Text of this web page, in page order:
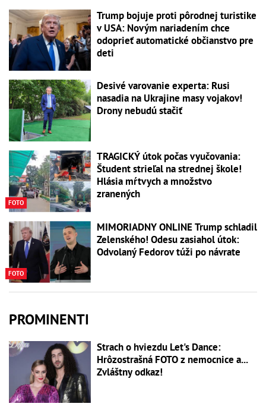
Trump bojuje proti pôrodnej turistike
v USA: Novým nariadením chce
odoprieť automatické občianstvo pre
deti
Desivé varovanie experta: Rusi
nasadia na Ukrajine masy vojakov!
Drony nebudú stačiť
FOTO
TRAGICKÝ útok počas vyučovania:
Študent strieľal na strednej škole!
Hlásia mŕtvych a množstvo
zranených
FOTO
MIMORIADNY ONLINE Trump schladil
Zelenského! Odesu zasiahol útok:
Odvolaný Fedorov túži po návrate
PROMINENTI
Strach o hviezdu Let's Dance:
Hrôzostrašná FOTO z nemocnice a...
Zvláštny odkaz!